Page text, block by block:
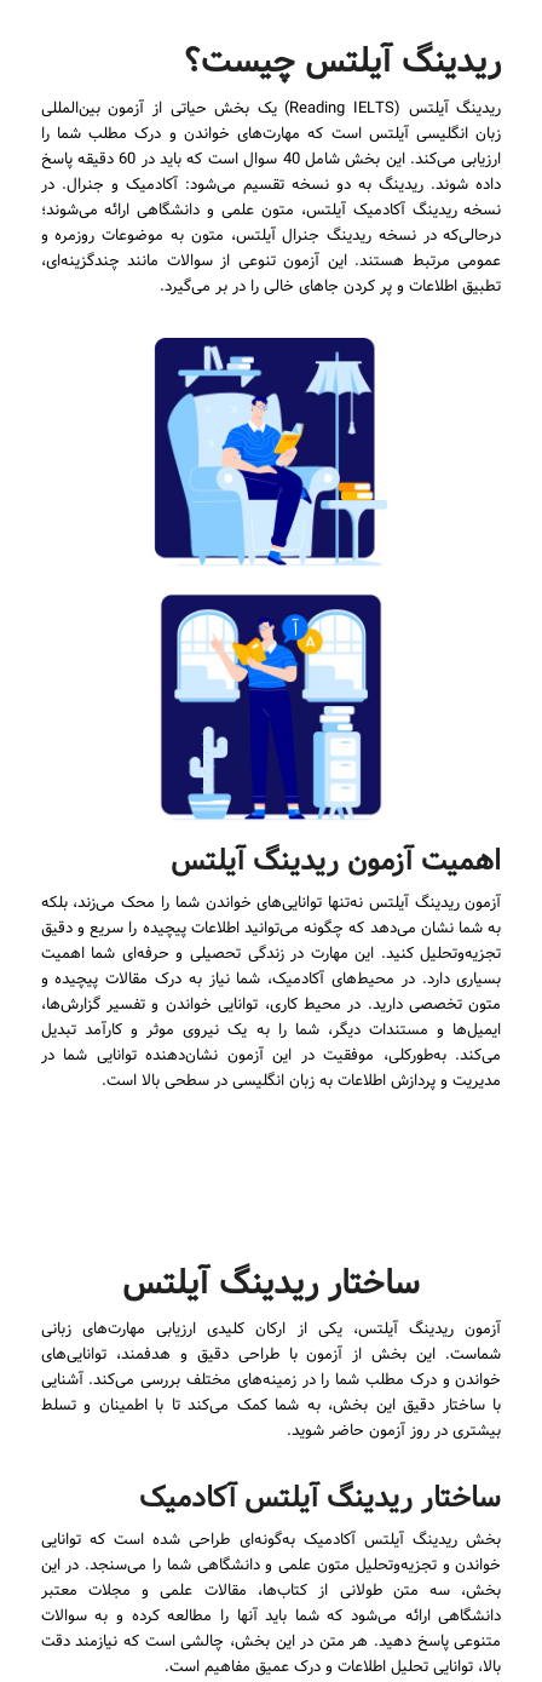
ریدینگ آیلتس چیست؟
ریدینگ آیلتس (Reading IELTS) یک بخش حیاتی از آزمون بین‌المللی
زبان انگلیسی آیلتس است که مهارت‌های خواندن و درک مطلب شما را
ارزیابی می‌کند. این بخش شامل 40 سوال است که باید در 60 دقیقه پاسخ
داده شوند. ریدینگ به دو نسخه تقسیم می‌شود: آکادمیک و جنرال. در
نسخه ریدینگ آکادمیک آیلتس، متون علمی و دانشگاهی ارائه می‌شوند؛
درحالی‌که در نسخه ریدینگ جنرال آیلتس، متون به موضوعات روزمره و
عمومی مرتبط هستند. این آزمون تنوعی از سوالات مانند چندگزینه‌ای،
تطبیق اطلاعات و پر کردن جاهای خالی را در بر می‌گیرد.
اهمیت آزمون ریدینگ آیلتس
آزمون ریدینگ آیلتس نه‌تنها توانایی‌های خواندن شما را محک می‌زند، بلکه
به شما نشان می‌دهد که چگونه می‌توانید اطلاعات پیچیده را سریع و دقیق
تجزیه‌وتحلیل کنید. این مهارت در زندگی تحصیلی و حرفه‌ای شما اهمیت
بسیاری دارد. در محیط‌های آکادمیک، شما نیاز به درک مقالات پیچیده و
متون تخصصی دارید. در محیط کاری، توانایی خواندن و تفسیر گزارش‌ها،
ایمیل‌ها و مستندات دیگر، شما را به یک نیروی موثر و کارآمد تبدیل
می‌کند. به‌طورکلی، موفقیت در این آزمون نشان‌دهنده توانایی شما در
مدیریت و پردازش اطلاعات به زبان انگلیسی در سطحی بالا است.
ساختار ریدینگ آیلتس
آزمون ریدینگ آیلتس، یکی از ارکان کلیدی ارزیابی مهارت‌های زبانی
شماست. این بخش از آزمون با طراحی دقیق و هدفمند، توانایی‌های
خواندن و درک مطلب شما را در زمینه‌های مختلف بررسی می‌کند. آشنایی
با ساختار دقیق این بخش، به شما کمک می‌کند تا با اطمینان و تسلط
بیشتری در روز آزمون حاضر شوید.
ساختار ریدینگ آیلتس آکادمیک
بخش ریدینگ آیلتس آکادمیک به‌گونه‌ای طراحی شده است که توانایی
خواندن و تجزیه‌وتحلیل متون علمی و دانشگاهی شما را می‌سنجد. در این
بخش، سه متن طولانی از کتاب‌ها، مقالات علمی و مجلات معتبر
دانشگاهی ارائه می‌شود که شما باید آنها را مطالعه کرده و به سوالات
متنوعی پاسخ دهید. هر متن در این بخش، چالشی است که نیازمند دقت
بالا، توانایی تحلیل اطلاعات و درک عمیق مفاهیم است.